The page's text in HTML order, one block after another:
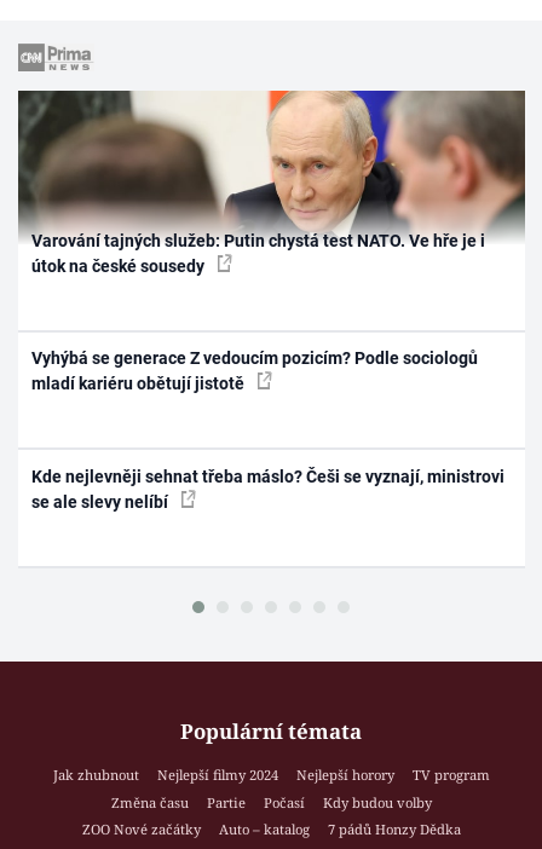
Varování tajných služeb: Putin chystá test NATO. Ve hře je i
útok na české sousedy
Vyhýbá se generace Z vedoucím pozicím? Podle sociologů
mladí kariéru obětují jistotě
Kde nejlevněji sehnat třeba máslo? Češi se vyznají, ministrovi
se ale slevy nelíbí
Populární témata
Jak zhubnout Nejlepší filmy 2024 Nejlepší horory
TV program
Změna času
Partie Počasí
Kdy budou volby
ZOO Nové začátky
Auto – katalog
7 pádů Honzy Dědka